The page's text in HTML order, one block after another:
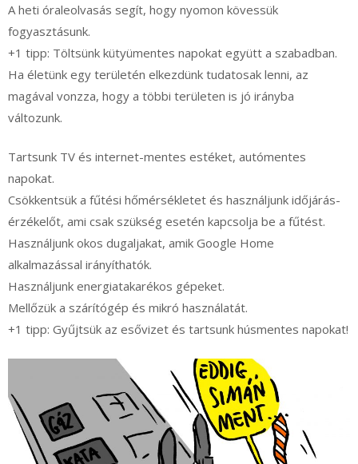
A heti óraleolvasás segít, hogy nyomon kövessük
fogyasztásunk.
+1 tipp: Töltsünk kütyümentes napokat együtt a szabadban.
Ha életünk egy területén elkezdünk tudatosak lenni, az
magával vonzza, hogy a többi területen is jó irányba
változunk.
Tartsunk TV és internet-mentes estéket, autómentes
napokat.
Csökkentsük a fűtési hőmérsékletet és használjunk időjárás-
érzékelőt, ami csak szükség esetén kapcsolja be a fűtést.
Használjunk okos dugaljakat, amik Google Home
alkalmazással irányíthatók.
Használjunk energiatakarékos gépeket.
Mellőzük a szárítógép és mikró használatát.
+1 tipp: Gyűjtsük az esővizet és tartsunk húsmentes napokat!